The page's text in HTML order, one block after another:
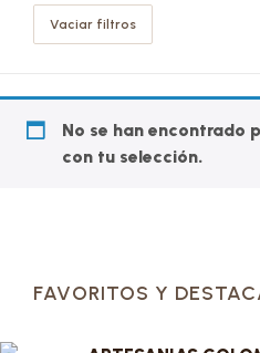
Vaciar filtros
No se han encontrado
con tu selección.
FAVORITOS Y